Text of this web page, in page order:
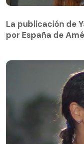
La publicación de
por España de